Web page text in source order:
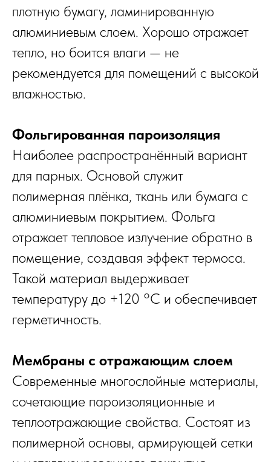
плотную бумагу, ламинированную
алюминиевым слоем. Хорошо отражает
тепло, но боится влаги — не
рекомендуется для помещений с высокой
влажностью.
Фольгированная пароизоляция
Наиболее распространённый вариант
для парных. Основой служит
полимерная плёнка, ткань или бумага с
алюминиевым покрытием. Фольга
отражает тепловое излучение обратно в
помещение, создавая эффект термоса.
Такой материал выдерживает
температуру до +120 °C и обеспечивает
герметичность.
Мембраны с отражающим слоем
Современные многослойные материалы,
сочетающие пароизоляционные и
теплоотражающие свойства. Состоят из
полимерной основы, армирующей сетки